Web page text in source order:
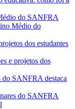
Médio do
e projetos dos
do SANFRA